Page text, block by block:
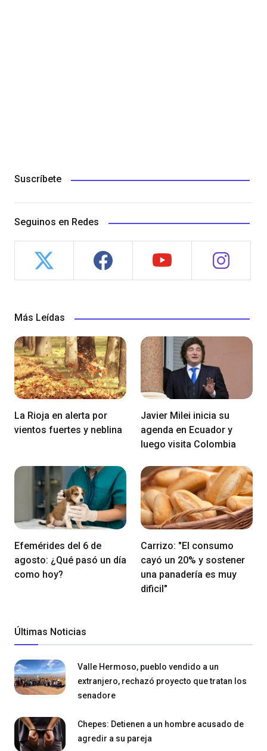
Suscríbete
Seguinos en Redes
Más Leídas
La Rioja en alerta por
vientos fuertes y neblina
Javier Milei inicia su
agenda en Ecuador y
luego visita Colombia
Efemérides del 6 de
agosto: ¿Qué pasó un día
como hoy?
Carrizo: "El consumo
cayó un 20% y sostener
una panadería es muy
dificil"
Últimas Noticias
Valle Hermoso, pueblo vendido a un
extranjero, rechazó proyecto que tratan los
senadore
Chepes: Detienen a un hombre acusado de
agredir a su pareja